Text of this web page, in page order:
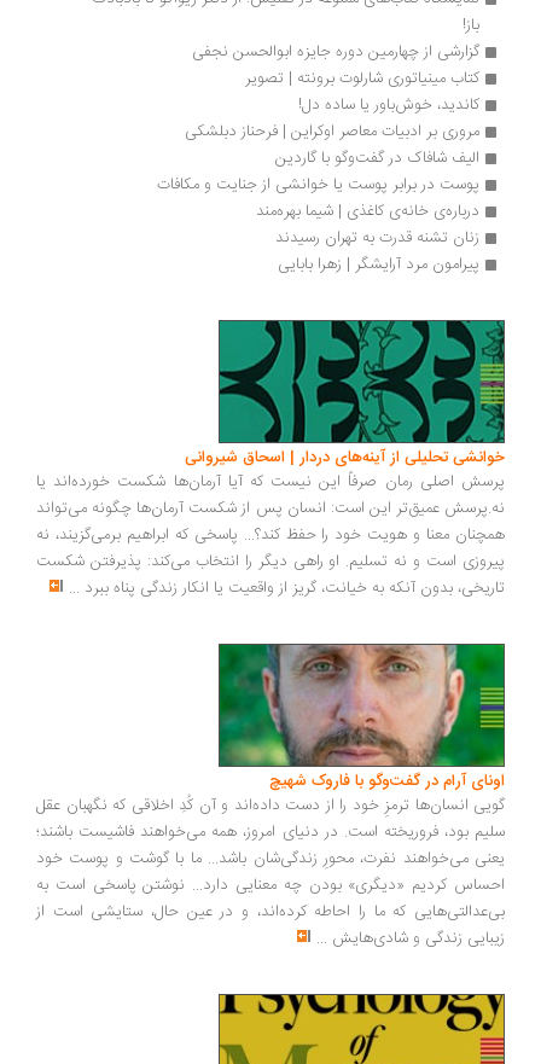
گزارشی از چهارمین دوره جایزه ابوالحسن نجفی
کتاب مینیاتوری شارلوت برونته | تصویر
کاندید، خوش‌باور یا ساده دل!
مروری بر ادبیات معاصر اوکراین | فرحناز دبلشکی
الیف شافاک در گفت‌وگو با گاردین
پوست در برابر پوست یا خوانشی از جنایت و مکافات
درباره‌ی خانه‌ی کاغذی | شیما بهره‌مند
زنان تشنه قدرت به تهران رسیدند
پیرامون مرد آرایشگر | زهرا بابایی
تحلیلی از آینه‌های دردار | اسحاق شیروانی
اصلی رمان صرفاً این نیست که آیا آرمان‌ها شکست خورده‌اند یا
عمیق‌تر این است: انسان پس از شکست آرمان‌ها چگونه می‌تواند
معنا و هویت خود را حفظ کند؟... پاسخی که ابراهیم برمی‌گزیند، نه
است و نه تسلیم. او راهی دیگر را انتخاب می‌کند: پذیرفتن شکست
بدون آنکه به خیانت، گریز از واقعیت یا انکار زندگی پناه ببرد...
آرام در گفت‌وگو با فاروک شهیچ‭
انسان‌ها ترمزِ خود را از دست داده‌اند و آن کُدِ اخلاقی که نگهبان عقل
بود، فروریخته است. در دنیای امروز، همه می‌خواهند فاشیست باشند؛
می‌خواهند نفرت، محورِ زندگی‌شان باشد... ما با گوشت و پوست خود
کردیم «دیگری» بودن چه معنایی دارد... نوشتن پاسخی است به
که ما را احاطه کرده‌اند، و در عین حال، ستایشی است از
زندگی و شادی‌هایش...